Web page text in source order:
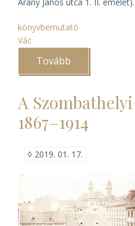
könyvbemutató
Vác
Tovább
Egyházmegye
a
Szent
István
Társulat
A
1867–1914
◊ 2019. 01. 17.